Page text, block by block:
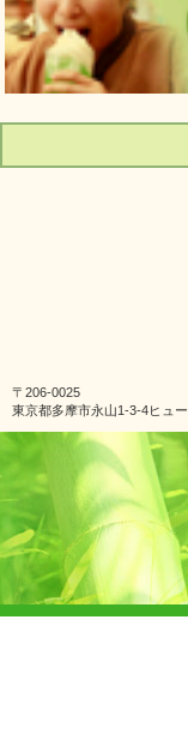
〒206-0025
東京都多摩市永山1-3-4ヒュ